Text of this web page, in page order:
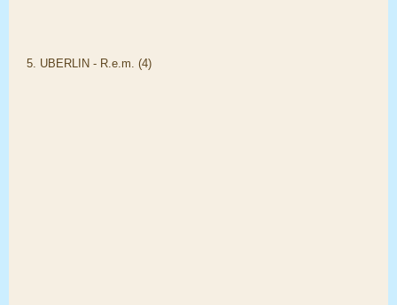
5. UBERLIN - R.e.m. (4)